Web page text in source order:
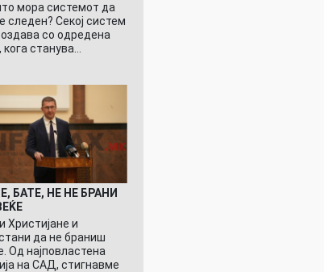
мора системот да
следен? Секој систем
со одредена
станува…
БАТЕ, НЕ НЕ БРАНИ
Христијане и
да не браниш
Од најповластена
на САД, стигнавме